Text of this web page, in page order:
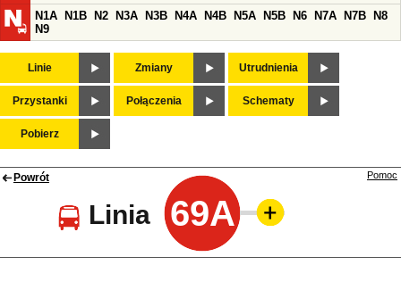
N1A
N1B N2 N3A N3B N4A N4B N5A N5B N6 N7A N7B
N8
N9
Linie Zmiany Utrudnienia
Przystanki Połączenia Schematy
Pobierz
Powrót
Linia 69A
Pomoc